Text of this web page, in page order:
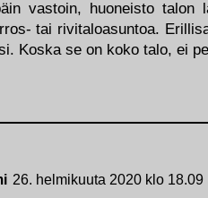
vastoin, huoneisto talon
tai rivitaloasuntoa.
Koska se on koko talo, ei
26. helmikuuta 2020 klo 18.09